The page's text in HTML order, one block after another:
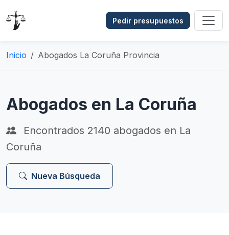
Pedir presupuestos
Inicio Abogados La Coruña Provincia
Abogados en La Coruña
Encontrados 2140 abogados en La
Coruña
Nueva Búsqueda